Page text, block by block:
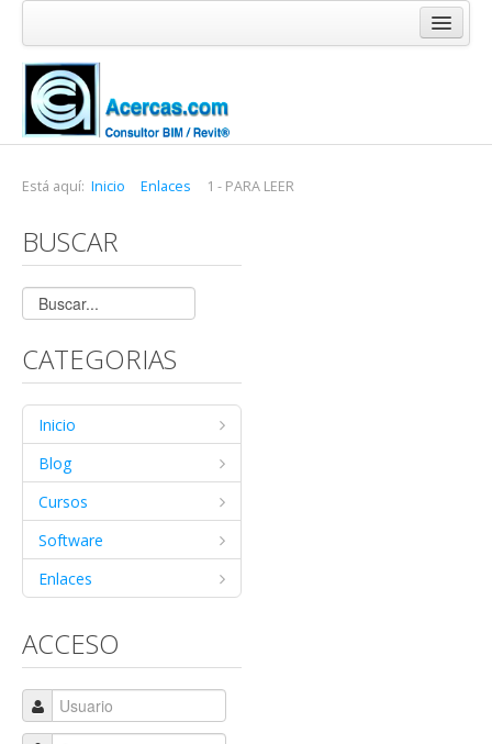
Inicio
Blog
Cursos
Software
Acercas
Está aquí: Inicio Enlaces 1 - PARA LEER
BUSCAR
CATEGORIAS
Inicio
Blog
Cursos
Software
Enlaces
ACCESO